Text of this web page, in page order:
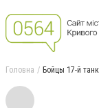
Головна Бойцы 17-й